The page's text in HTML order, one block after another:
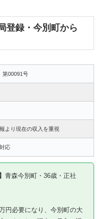
登録・今別町から
第00091号
より現在の収入を重視
応
青森今別町・36歳・正社
円必要になり、今別町の大